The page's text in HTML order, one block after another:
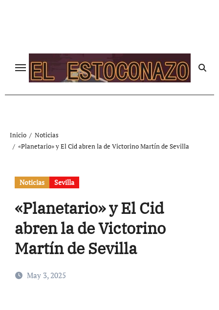
Inicio
Noticias
«Planetario» y El Cid abren la de Victorino Martín de Sevilla
Noticias Sevilla
«Planetario» y El Cid
abren la de Victorino
Martín de Sevilla
May 3, 2025